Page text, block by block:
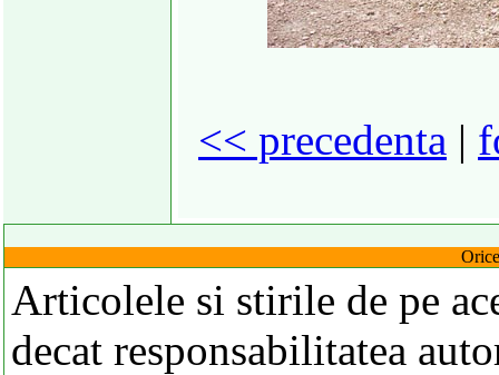
<< precedenta |
Articolele si stirile de pe
decat responsabilitatea